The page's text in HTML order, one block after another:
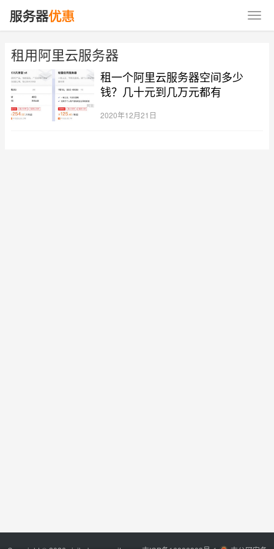
租用阿里云服务器
租一个阿里云服务器空间多少
钱？几十元到几万元都有
2020年12月21日